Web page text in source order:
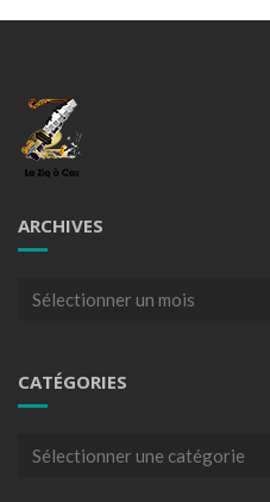
ARCHIVES
Archives
CATÉGORIES
Catégories